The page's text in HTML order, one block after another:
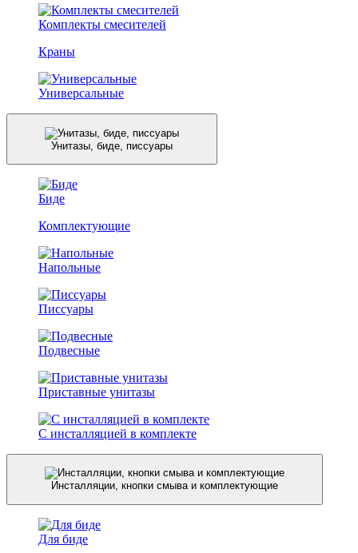
Комплекты смесителей
Краны
Универсальные
Унитазы, биде, писсуары
Биде
Комплектующие
Напольные
Писсуары
Подвесные
Приставные унитазы
С инсталляцией в комплекте
Инсталляции, кнопки смыва и комплектующие
Для биде